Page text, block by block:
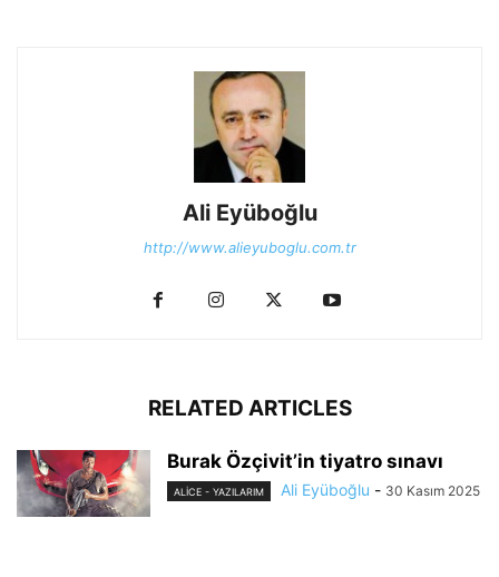
Ali Eyüboğlu
http://www.alieyuboglu.com.tr
RELATED ARTICLES
Burak Özçivit’in tiyatro sınavı
ALİCE - YAZILARIM Ali Eyüboğlu - 30 Kasım 2025